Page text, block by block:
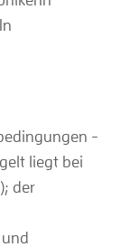
-
liegt bei
der